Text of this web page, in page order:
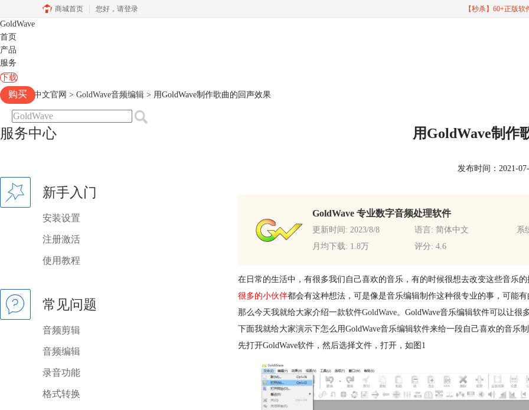
商城首页 您好， 请登录 【秒杀】60+正版
GoldWave
首页
产品
服务
下载
购买
Goldwave中文官网 > GoldWave音频编辑 > 用GoldWave制作歌曲的回声效果
服务中心
新手入门
安装设置
注册激活
使用教程
常见问题
音频剪辑
音频编辑
录音功能
格式转换
用GoldWave制作
发布时间：2021-
GoldWave 专业数字音频处理软件
更新时间: 2023/8/8 语言: 简体中文
系
月均下载: 1.8万
评分: 4.6
在日常的生活中，有很多我们自己喜欢的音乐，有的时候很想去改变这些音乐
很多的小伙伴都会有这种想法，可是像是音乐编辑制作这种很专业的事，可能
那么今天我就给大家介绍一款软件GoldWave。GoldWave音乐编辑软件可以让
下面我就给大家演示下怎么用GoldWave音乐编辑软件来给一段自己喜欢的音乐
先打开GoldWave软件，然后选择文件，打开，如图1